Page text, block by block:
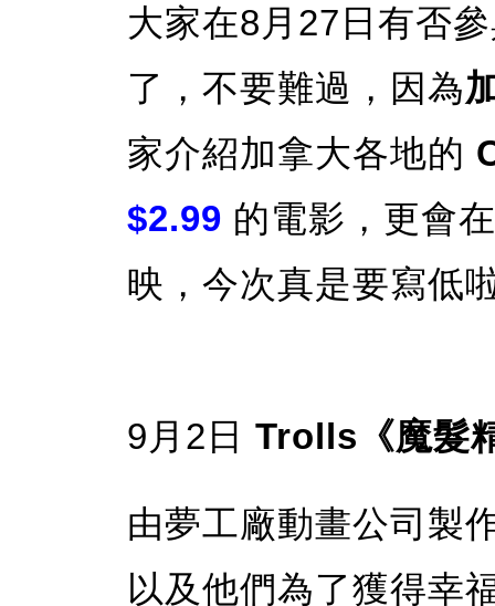
大家在8月27日有否
了，不要難過，因為
家介紹加拿大各地的
$2.99 的電影，更會
映，今次真是要寫低
9月2日 Trolls《魔髮
由夢工廠動畫公司製
以及他們為了獲得幸